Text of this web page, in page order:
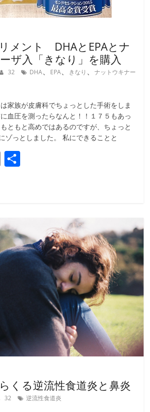
メント DHAとEPAとナ
ザ入「きなり」を購入
32 DHA、 EPA、 きなり 、ナットウキナー
家族が皮膚科でちょっとした手術をしま
血圧を測ったらなんと！！１７５もあっ
ともと高めではあるのですが、ちょっと
ゾっとしました。 私にできることと
E
くる逆流性食道炎と鼻炎
32 逆流性食道炎